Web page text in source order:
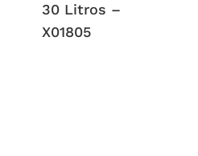
30 Litros –
X01805